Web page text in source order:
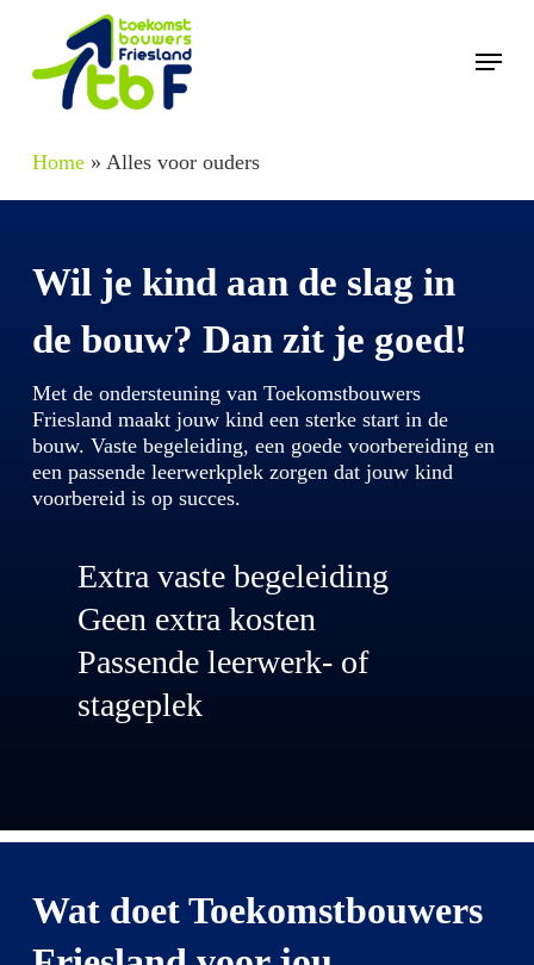
main
Menu
Home» Alles voor ouders
Wil je kind aan de slag in
de bouw? Dan zit je goed!
Met de ondersteuning van Toekomstbouwers
Friesland maakt jouw kind een sterke start in de
bouw. Vaste begeleiding, een goede voorbereiding en
een passende leerwerkplek zorgen dat jouw kind
voorbereid is op succes.
Extra vaste begeleiding
Geen extra kosten
Passende leerwerk- of
stageplek
Wat doet Toekomstbouwers